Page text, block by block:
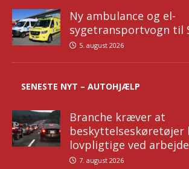
Ny ambulance og el-
sygetransportvogn til
5. august 2026
SENESTE NYT – AUTOHJÆLP
Branche kræver at
beskyttelseskøretøjer
lovpligtige ved
7. august 2026